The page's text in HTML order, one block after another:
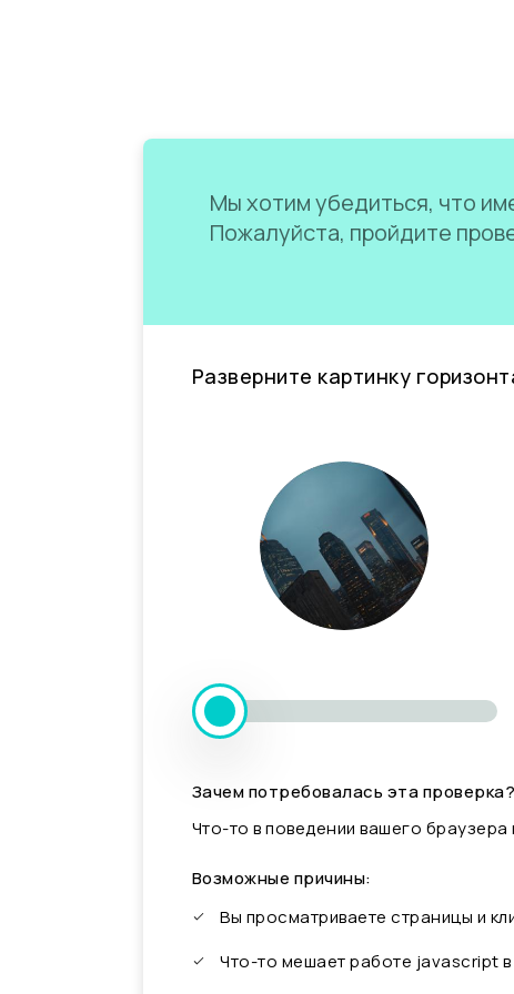
Мы хотим убедиться, что
Пожалуйста, пройдите
Разверните картинку
Зачем потребовалась эта проверка?
Что-то в поведении вашего
Возможные причины:
Вы просматриваете страницы и
Что-то мешает работе javascript